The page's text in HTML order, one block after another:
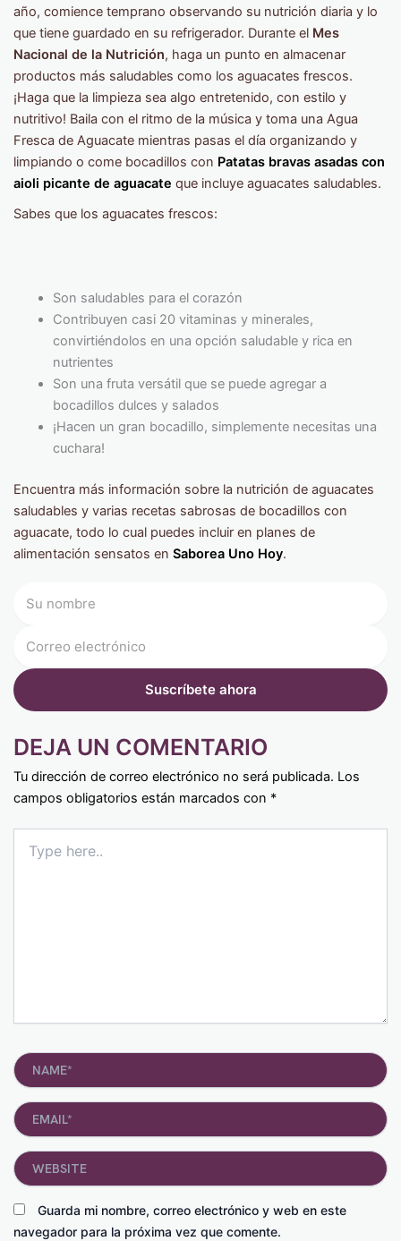
año, comience temprano observando su nutrición diaria y lo
que tiene guardado en su refrigerador. Durante el Mes
Nacional de la Nutrición, haga un punto en almacenar
productos más saludables como los aguacates frescos.
¡Haga que la limpieza sea algo entretenido, con estilo y
nutritivo! Baila con el ritmo de la música y toma una Agua
Fresca de Aguacate mientras pasas el día organizando y
limpiando o come bocadillos con Patatas bravas asadas con
aioli picante de aguacate que incluye aguacates saludables.
Sabes que los aguacates frescos:
Son saludables para el corazón
Contribuyen casi 20 vitaminas y minerales,
convirtiéndolos en una opción saludable y rica en
nutrientes
Son una fruta versátil que se puede agregar a
bocadillos dulces y salados
¡Hacen un gran bocadillo, simplemente necesitas una
cuchara!
Encuentra más información sobre la nutrición de aguacates
saludables y varias recetas sabrosas de bocadillos con
aguacate, todo lo cual puedes incluir en planes de
alimentación sensatos en Saborea Uno Hoy.
DEJA UN COMENTARIO
Tu dirección de correo electrónico no será publicada. Los
campos obligatorios están marcados con *
here..
Name*
Email*
Guarda mi nombre, correo electrónico y web en este
navegador para la próxima vez que comente.
Website